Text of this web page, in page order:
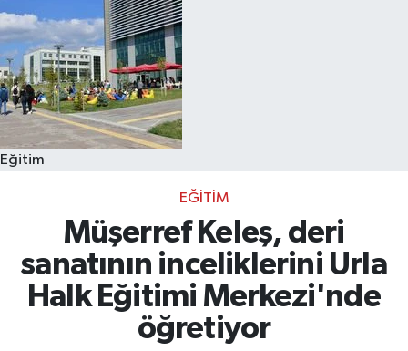
Eğitim
EĞITIM
Müşerref Keleş, deri
sanatının inceliklerini Urla
Halk Eğitimi Merkezi'nde
öğretiyor